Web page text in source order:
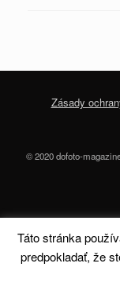
Zásady
© 2020 dofoto-
Táto stránka
predpokladať, že